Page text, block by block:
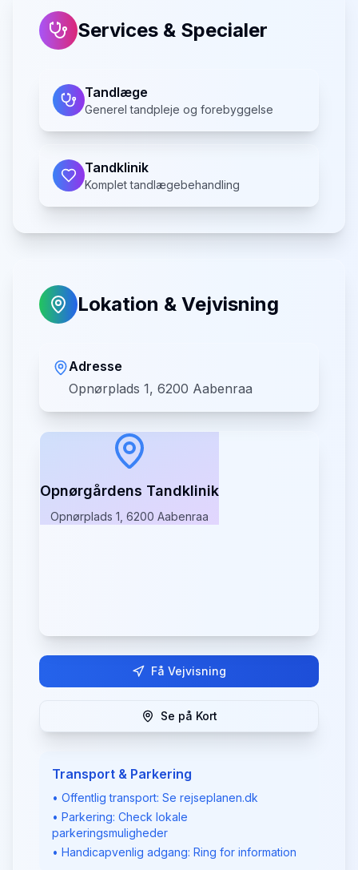
Services & Specialer
Tandlæge
Generel tandpleje og forebyggelse
Tandklinik
Komplet tandlægebehandling
Lokation & Vejvisning
Adresse
Opnørplads 1, 6200 Aabenraa
Opnørgårdens Tandklinik
Opnørplads 1, 6200 Aabenraa
Få Vejvisning
Se på Kort
Transport & Parkering
• Offentlig transport: Se rejseplanen.dk
• Parkering: Check lokale
parkeringsmuligheder
• Handicapvenlig adgang: Ring for information